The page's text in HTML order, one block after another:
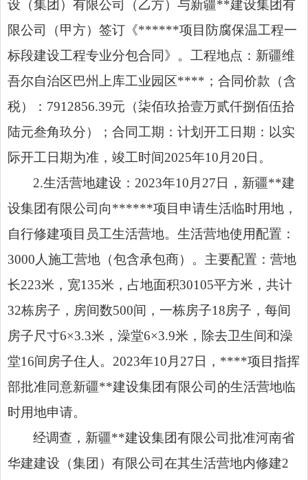
设（集团）有限公司（乙方）与新疆**建设集团有
限公司（甲方）签订《******项目防腐保温工程一
标段建设工程专业分包合同》。工程地点：新疆维
吾尔自治区巴州上库工业园区****；合同价款（含
税）：7912856.39元（柒佰玖拾壹万贰仟捌佰伍拾
陆元叁角玖分）；合同工期：计划开工日期：以实
际开工日期为准，竣工时间2025年10月20日。
2.生活营地建设：2023年10月27日，新疆**建
设集团有限公司向******项目申请生活临时用地，
自行修建项目员工生活营地。生活营地使用配置：
3000人施工营地（包含承包商）。主要配置：营地
长223米，宽135米，占地面积30105平方米，共计
32栋房子，房间数500间，一栋房子18房子，每间
房子尺寸6×3.3米，澡堂6×3.9米，除去卫生间和澡
堂16间房子住人。2023年10月27日，****项目指挥
部批准同意新疆**建设集团有限公司的生活营地临
时用地申请。
经调查，新疆**建设集团有限公司批准河南省
华建建设（集团）有限公司在其生活营地内修建2